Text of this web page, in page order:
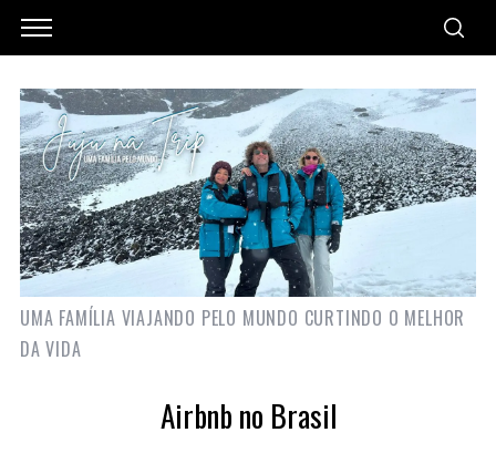
UMA FAMÍLIA VIAJANDO PELO MUNDO CURTINDO O MELHOR
DA VIDA
Airbnb no Brasil